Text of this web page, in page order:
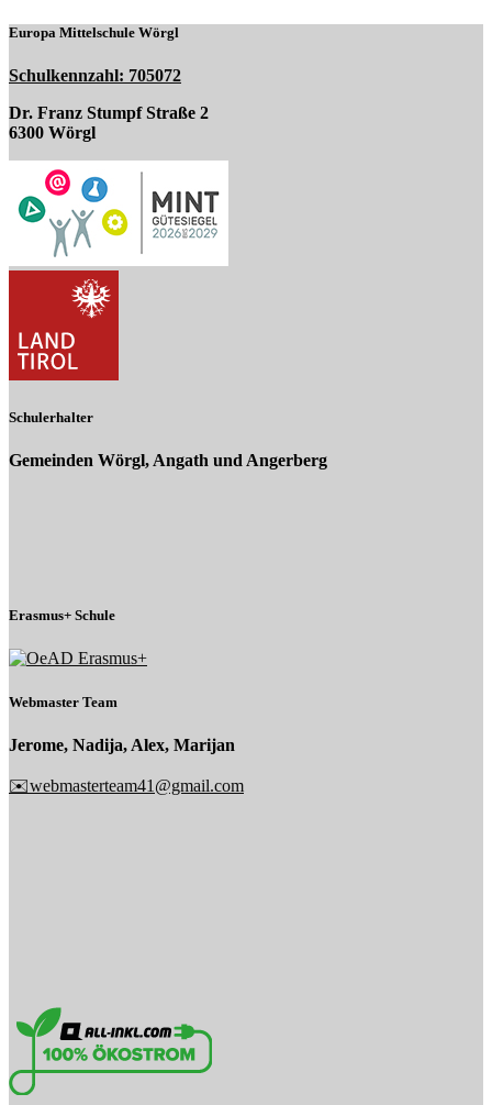
Europa Mittelschule Wörgl
Schulkennzahl: 705072
Dr. Franz Stumpf Straße 2
6300 Wörgl
Schulerhalter
Gemeinden Wörgl, Angath und Angerberg
Erasmus+ Schule
Webmaster Team
Jerome, Nadija, Alex, Marijan
✉️webmasterteam41@gmail.com